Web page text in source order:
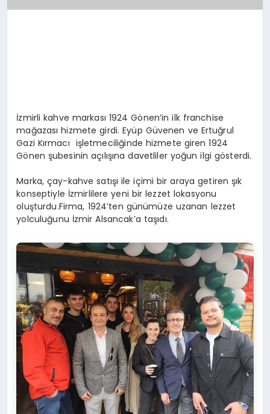
İzmirli kahve markası 1924 Gönen’in ilk franchise
mağazası hizmete girdi. Eyüp Güvenen ve Ertuğrul
Gazi Kırmacı işletmeciliğinde hizmete giren 1924
Gönen şubesinin açılışına davetliler yoğun ilgi gösterdi.
Marka, çay-kahve satışı ile içimi bir araya getiren şık
konseptiyle İzmirlilere yeni bir lezzet lokasyonu
oluşturdu.Firma, 1924’ten günümüze uzanan lezzet
yolculuğunu İzmir Alsancak’a taşıdı.